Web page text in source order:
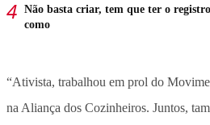
Não basta criar, tem que ter o
como
“Ativista, trabalhou em prol do
na Aliança dos Cozinheiros. Juntos,